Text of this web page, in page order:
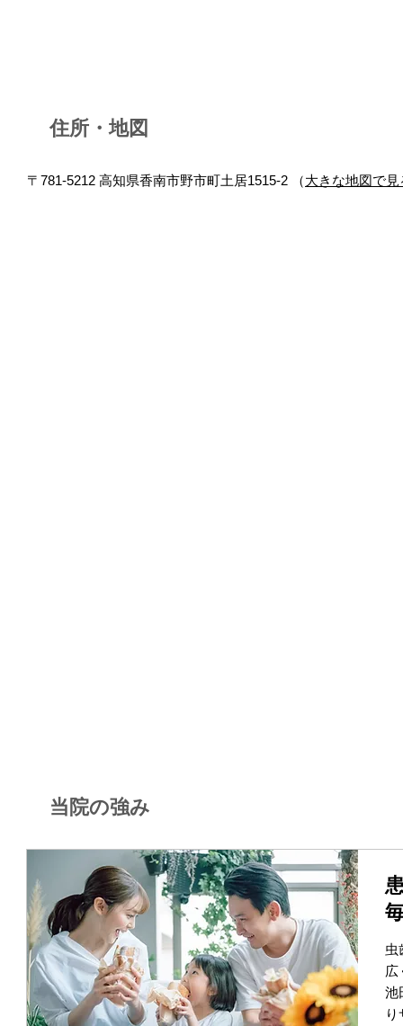
住所・地図
〒781-5212 高知県香南市野市町土居1515-2 （大きな地図で見
当院の強み
虫
広
池